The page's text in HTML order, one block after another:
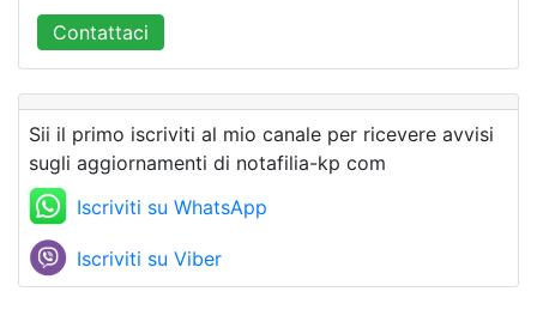
Contattaci
Sii il primo iscriviti al mio canale per ricevere avvisi
sugli aggiornamenti di notafilia-kp com
Iscriviti su WhatsApp
Iscriviti su Viber